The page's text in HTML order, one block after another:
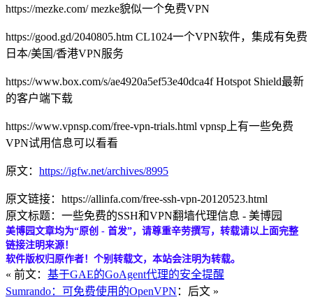
https://mezke.com/ mezke貌似一个免费VPN
https://good.gd/2040805.htm CL1024一个VPN软件，集成有免费
日本/美国/香港VPN服务
https://www.box.com/s/ae4920a5ef53e40dca4f Hotspot Shield最新
的客户端下载
https://www.vpnsp.com/free-vpn-trials.html vpnsp上有一些免费
VPN试用信息可以看看
原文： https://igfw.net/archives/8995
原文链接：https://allinfa.com/free-ssh-vpn-20120523.html
原文标题：一些免费的SSH和VPN翻墙代理信息 - 美博园
美博园文章均为“原创 - 首发”，请尊重辛劳撰写，转载请以上面完整
链接注明来源！
软件版权归原作者！个别转载文，本站会注明为转载。
« 前文： 基于GAE的GoAgent代理的安全提醒
Sumrando：可免费使用的OpenVPN ：后文 »